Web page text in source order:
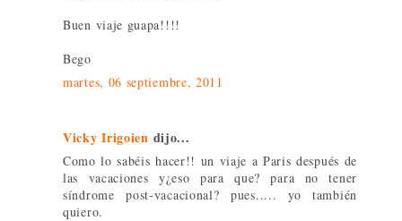
Buen viaje guapa!!!!
Bego
martes, 06 septiembre, 2011
Vicky Irigoien dijo...
Como lo sabéis hacer!! un viaje a Paris después de
las vacaciones y¿eso para que? para no tener
síndrome post-vacacional? pues..... yo también
quiero.